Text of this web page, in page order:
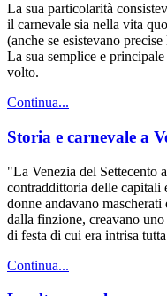
La sua particolarità
il carnevale sia nella vita
(anche se esistevano
La sua semplice e
volto.
Continua...
Storia e carnevale a
"La Venezia del Settecento
contraddittoria delle capitali
donne andavano
dalla finzione, creavano
di festa di cui era intrisa
Continua...